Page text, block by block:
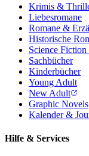
Krimis &
Liebesromane
Romane &
Historische
Science
Sachbücher
Kinderbücher
Young Adult
New Adult
Graphic Novels
Kalender &
Hilfe & Services